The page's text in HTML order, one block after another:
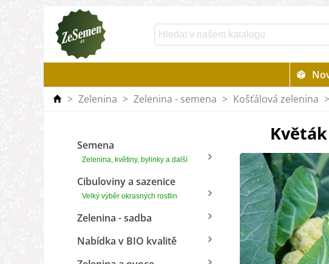
> Zelenina > Zelenina - semena > Košťálová zelenina >
Semena
Zelenina, květiny, bylinky a další
Cibuloviny a sazenice
Velký výběr okrasných rostlin
Zelenina - sadba
Nabídka v BIO kvalitě